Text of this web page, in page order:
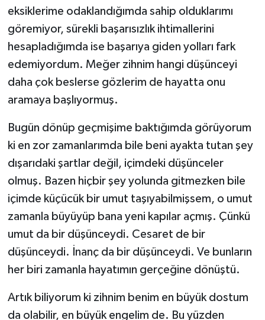
eksiklerime odaklandığımda sahip olduklarımı
göremiyor, sürekli başarısızlık ihtimallerini
hesapladığımda ise başarıya giden yolları fark
edemiyordum. Meğer zihnim hangi düşünceyi
daha çok beslerse gözlerim de hayatta onu
aramaya başlıyormuş.
Bugün dönüp geçmişime baktığımda görüyorum
ki en zor zamanlarımda bile beni ayakta tutan şey
dışarıdaki şartlar değil, içimdeki düşünceler
olmuş. Bazen hiçbir şey yolunda gitmezken bile
içimde küçücük bir umut taşıyabilmişsem, o umut
zamanla büyüyüp bana yeni kapılar açmış. Çünkü
umut da bir düşünceydi. Cesaret de bir
düşünceydi. İnanç da bir düşünceydi. Ve bunların
her biri zamanla hayatımın gerçeğine dönüştü.
Artık biliyorum ki zihnim benim en büyük dostum
da olabilir, en büyük engelim de. Bu yüzden